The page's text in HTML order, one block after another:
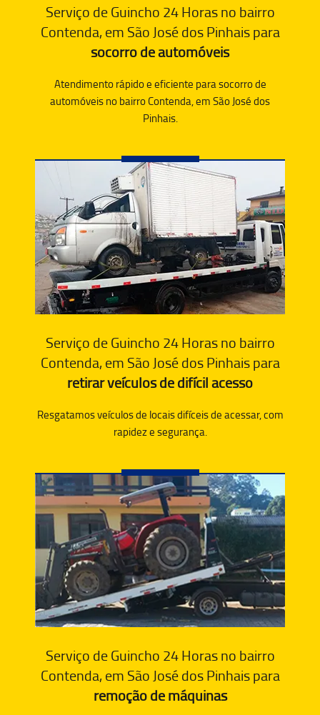
Serviço de Guincho 24 Horas no bairro
Contenda, em São José dos Pinhais para
socorro de automóveis
Atendimento rápido e eficiente para socorro de
automóveis no bairro Contenda, em São José dos
Pinhais.
Serviço de Guincho 24 Horas no bairro
Contenda, em São José dos Pinhais para
retirar veículos de difícil acesso
Resgatamos veículos de locais difíceis de acessar, com
rapidez e segurança.
Serviço de Guincho 24 Horas no bairro
Contenda, em São José dos Pinhais para
remoção de máquinas